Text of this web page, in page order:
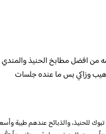
من افضل مطابخ الحنيذ والمندي
وزاكي بس ما عنده جلسات
تبوك للحنيذ، والذبائح عندهم طيبة